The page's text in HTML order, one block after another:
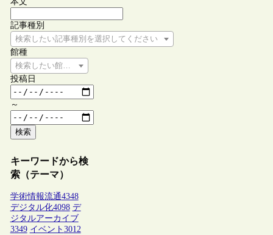
記事種別
検索したい記事種別を選択してください
館種
検索したい館種を選択してください
投稿日
～
検索
キーワードから検
索（テーマ）
学術情報流通4348
デジタル化4098 デ
ジタルアーカイブ
3349 イベント 3012